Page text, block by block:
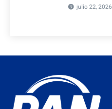
julio 22, 2026